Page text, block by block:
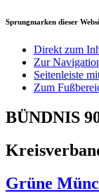
Sprungmarken dieser
Direkt zum
Zur
Seitenleiste
Zum
BÜNDNIS
Grüne